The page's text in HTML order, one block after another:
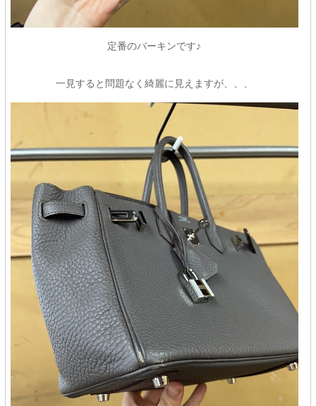
定番のバーキンです♪
一見すると問題なく綺麗に見えますが、、、